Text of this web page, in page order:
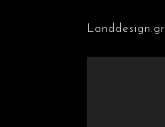
Landdesign.gr